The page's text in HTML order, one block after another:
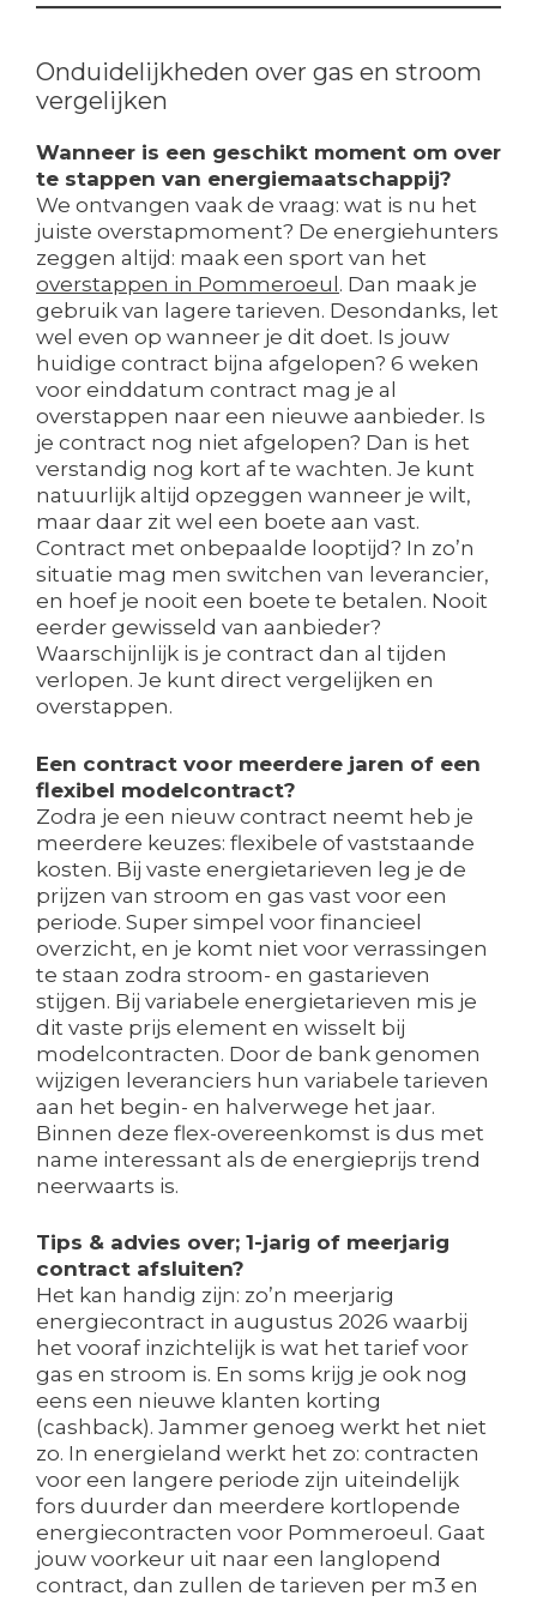
Onduidelijkheden over gas en stroom
vergelijken
Wanneer is een geschikt moment om over
te stappen van energiemaatschappij?
We ontvangen vaak de vraag: wat is nu het
juiste overstapmoment? De energiehunters
zeggen altijd: maak een sport van het
overstappen in Pommeroeul . Dan maak je
gebruik van lagere tarieven. Desondanks, let
wel even op wanneer je dit doet. Is jouw
huidige contract bijna afgelopen? 6 weken
voor einddatum contract mag je al
overstappen naar een nieuwe aanbieder. Is
je contract nog niet afgelopen? Dan is het
verstandig nog kort af te wachten. Je kunt
natuurlijk altijd opzeggen wanneer je wilt,
maar daar zit wel een boete aan vast.
Contract met onbepaalde looptijd? In zo’n
situatie mag men switchen van leverancier,
en hoef je nooit een boete te betalen. Nooit
eerder gewisseld van aanbieder?
Waarschijnlijk is je contract dan al tijden
verlopen. Je kunt direct vergelijken en
overstappen.
Een contract voor meerdere jaren of een
flexibel modelcontract?
Zodra je een nieuw contract neemt heb je
meerdere keuzes: flexibele of vaststaande
kosten. Bij vaste energietarieven leg je de
prijzen van stroom en gas vast voor een
periode. Super simpel voor financieel
overzicht, en je komt niet voor verrassingen
te staan zodra stroom- en gastarieven
stijgen. Bij variabele energietarieven mis je
dit vaste prijs element en wisselt bij
modelcontracten. Door de bank genomen
wijzigen leveranciers hun variabele tarieven
aan het begin- en halverwege het jaar.
Binnen deze flex-overeenkomst is dus met
name interessant als de energieprijs trend
neerwaarts is.
Tips & advies over; 1-jarig of meerjarig
contract afsluiten?
Het kan handig zijn: zo’n meerjarig
energiecontract in augustus 2026 waarbij
het vooraf inzichtelijk is wat het tarief voor
gas en stroom is. En soms krijg je ook nog
eens een nieuwe klanten korting
(cashback). Jammer genoeg werkt het niet
zo. In energieland werkt het zo: contracten
voor een langere periode zijn uiteindelijk
fors duurder dan meerdere kortlopende
energiecontracten voor Pommeroeul. Gaat
jouw voorkeur uit naar een langlopend
contract, dan zullen de tarieven per m3 en